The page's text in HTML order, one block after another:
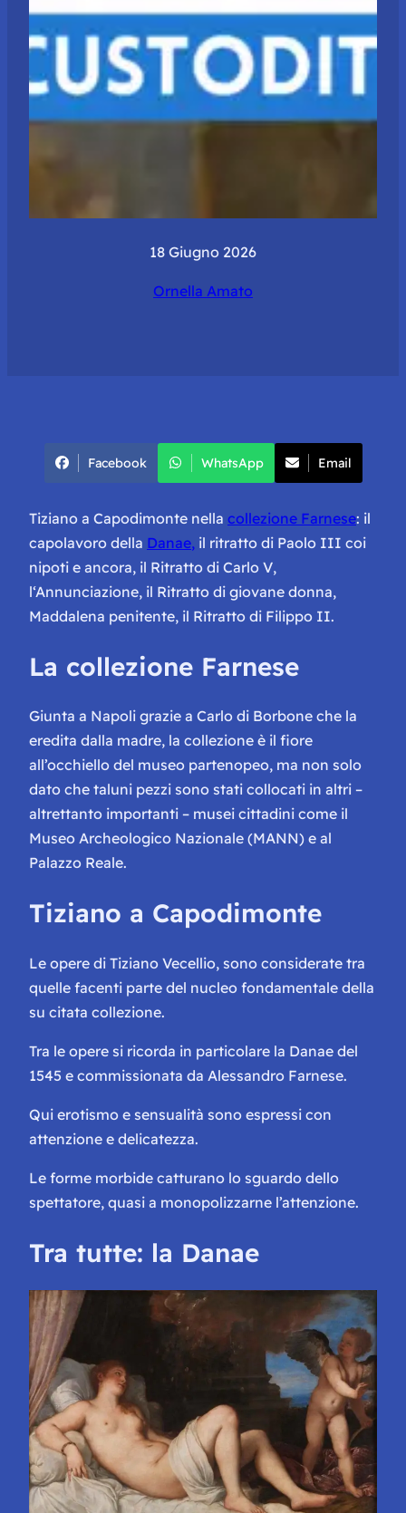
18 Giugno 2026
Ornella Amato
Facebook WhatsApp Email
Tiziano a Capodimonte nella collezione Farnese: il
capolavoro della Danae, il ritratto di Paolo III coi
nipoti e ancora, il Ritratto di Carlo V,
l‘Annunciazione, il Ritratto di giovane donna,
Maddalena penitente, il Ritratto di Filippo II.
La collezione Farnese
Giunta a Napoli grazie a Carlo di Borbone che la
eredita dalla madre, la collezione è il fiore
all’occhiello del museo partenopeo, ma non solo
dato che taluni pezzi sono stati collocati in altri –
altrettanto importanti – musei cittadini come il
Museo Archeologico Nazionale (MANN) e al
Palazzo Reale.
Tiziano a Capodimonte
Le opere di Tiziano Vecellio, sono considerate tra
quelle facenti parte del nucleo fondamentale della
su citata collezione.
Tra le opere si ricorda in particolare la Danae del
1545 e commissionata da Alessandro Farnese.
Qui erotismo e sensualità sono espressi con
attenzione e delicatezza.
Le forme morbide catturano lo sguardo dello
spettatore, quasi a monopolizzarne l’attenzione.
Tra tutte: la Danae